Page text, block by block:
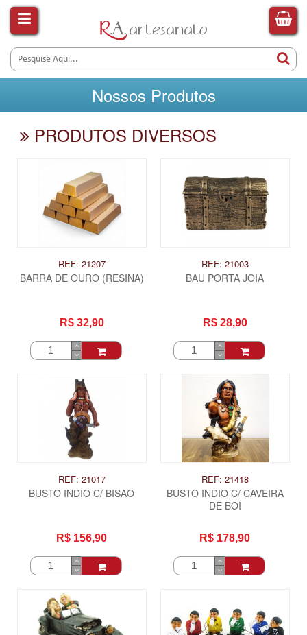
Nossos Produtos
PRODUTOS DIVERSOS
REF: 21207
BARRA DE OURO (RESINA)
R$ 32,90
REF: 21003
BAU PORTA JOIA
R$ 28,90
REF: 21017
BUSTO INDIO C/ BISAO
R$ 156,90
REF: 21418
BUSTO INDIO C/ CAVEIRA
DE BOI
R$ 178,90